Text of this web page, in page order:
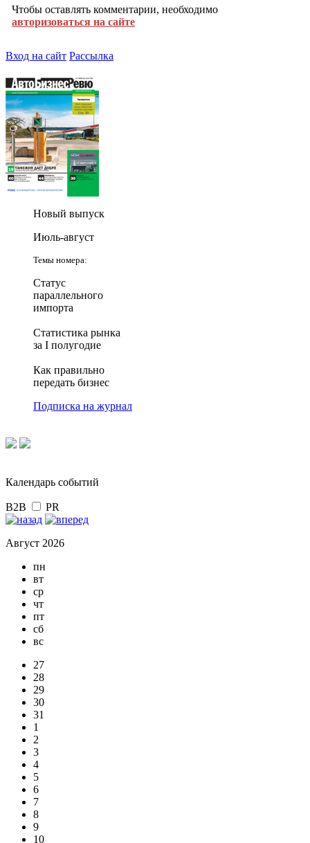
Чтобы оставлять комментарии, необходимо
авторизоваться на сайте
Вход на сайт Рассылка
Новый выпуск
Июль-август
Темы номера:
Статус
параллельного
импорта
Статистика рынка
за I полугодие
Как правильно
передать бизнес
Подписка на журнал
Календарь событий
B2B PR
Август 2026
пн
вт
ср
чт
пт
сб
вс
27
28
29
30
31
1
2
3
4
5
6
7
8
9
10